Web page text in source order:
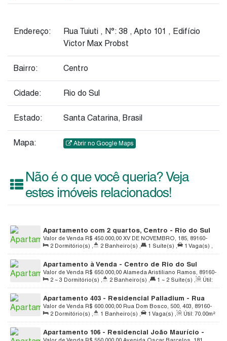
Endereço: Rua Tuiuti , N°: 38 , Apto 101 , Edifício
Victor Max Probst
Bairro: Centro
Cidade: Rio do Sul
Estado: Santa Catarina, Brasil
Mapa: Abrir no Google Maps
Não é o que você queria? Veja
estes imóveis relacionados!
Apartamento com 2 quartos, Centro - Rio do Sul
R$ 450.000,00
Valor de Venda
XV DE NOVEMBRO, 185, 89160-
033, Centro, Rio do Sul, Santa Catarina, Brasil
2 Dormitório(s) 2 Banheiro(s) 1 Suíte(s) 1 Vaga(s)
Útil: 90.00m²
Apartamento à Venda - Centro de Rio do Sul
R$ 650.000,00
Valor de Venda
Alameda Aristiliano Ramos, 89160-
113, Centro, Rio do Sul, Santa Catarina, Brasil
2 ~ 3 Dormitório(s) 2 Banheiro(s) 1 ~ 2 Suíte(s)
Útil:
119.35m²
Apartamento 403 - Residencial Palladium - Rua
Dom Bosco - 500 - Centro - Rio do Sul
R$ 600.000,00
Valor de Venda
Rua Dom Bosco, 500, 403, 89160-
135, Centro, Rio do Sul, Santa Catarina, Brasil
2 Dormitório(s) 1 Banheiro(s) 1 Vaga(s) Útil: 70 .00m²
Apartamento 106 - Residencial João Maurício -